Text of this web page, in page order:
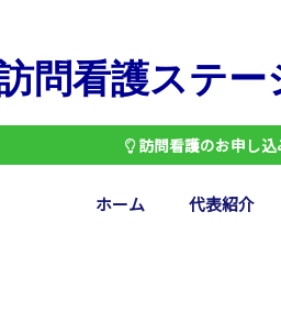
問看護ステ
訪問看護のお申し込
ホーム 代表紹介